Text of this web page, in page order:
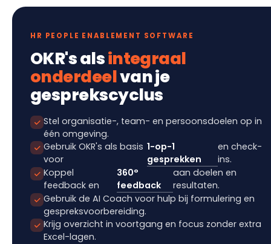
HR PEOPLE ENABLEMENT SOFTWARE
OKR's alsintegraal
onderdeelvan je
gesprekscyclus
Stel organisatie-, team- en persoonsdoelen op in
één omgeving.
Gebruik OKR's als basis
voor
1-op-1
gesprekken
en check-
ins.
Koppel
feedback en
360°
feedback
aan doelen en
resultaten.
Gebruik de AI Coach voor hulp bij formulering en
gespreksvoorbereiding.
Krijg overzicht in voortgang en focus zonder extra
Excel-lagen.